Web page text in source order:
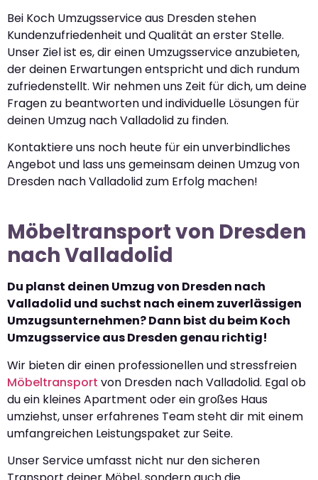
Bei Koch Umzugsservice aus Dresden stehen
Kundenzufriedenheit und Qualität an erster Stelle.
Unser Ziel ist es, dir einen Umzugsservice anzubieten,
der deinen Erwartungen entspricht und dich rundum
zufriedenstellt. Wir nehmen uns Zeit für dich, um deine
Fragen zu beantworten und individuelle Lösungen für
deinen Umzug nach Valladolid zu finden.
Kontaktiere uns noch heute für ein unverbindliches
Angebot und lass uns gemeinsam deinen Umzug von
Dresden nach Valladolid zum Erfolg machen!
Möbeltransport von Dresden
nach Valladolid
Du planst deinen Umzug von Dresden nach
Valladolid und suchst nach einem zuverlässigen
Umzugsunternehmen? Dann bist du beim Koch
Umzugsservice aus Dresden genau richtig!
Wir bieten dir einen professionellen und stressfreien
Möbeltransport von Dresden nach Valladolid. Egal ob
du ein kleines Apartment oder ein großes Haus
umziehst, unser erfahrenes Team steht dir mit einem
umfangreichen Leistungspaket zur Seite.
Unser Service umfasst nicht nur den sicheren